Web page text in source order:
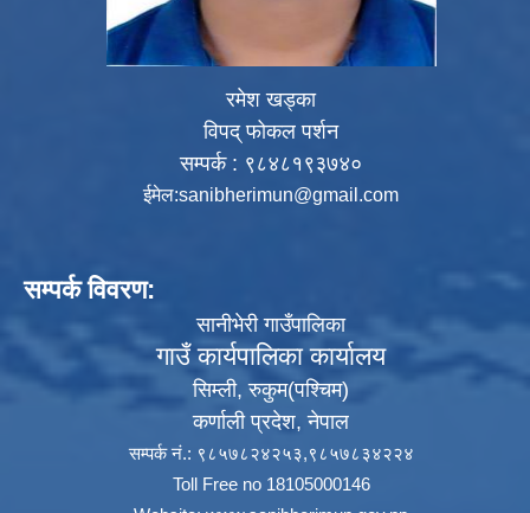
रमेश खड्का
विपद् फोकल पर्शन
सम्पर्क : ९८४८१९३७४०
ईमेल:sanibherimun@gmail.com
सम्पर्क विवरण:
सानीभेरी गाउँपालिका
गाउँ कार्यपालिका कार्यालय
सिम्ली, रुकुम(पश्‍चिम)
कर्णाली प्रदेश, नेपाल
सम्पर्क नं.: ९८५७८२४२५३,९८५७८३४२२४
Toll Free no 18105000146